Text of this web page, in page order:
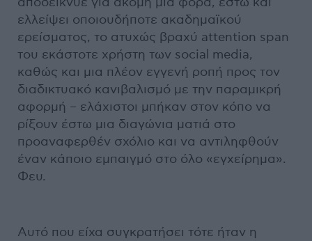
ελλείψει οποιουδήποτε ακαδημαϊκού
ερείσματος, το ατυχώς βραχύ attention span
του εκάστοτε χρήστη των social media,
καθώς και μια πλέον εγγενή ροπή προς τον
διαδικτυακό κανιβαλισμό με την παραμικρή
αφορμή – ελάχιστοι μπήκαν στον κόπο να
ρίξουν έστω μια διαγώνια ματιά στο
προαναφερθέν σχόλιο και να αντιληφθούν
έναν κάποιο εμπαιγμό στο όλο «εγχείρημα».
Φευ.
Αυτό που είχα συγκρατήσει τότε ήταν η